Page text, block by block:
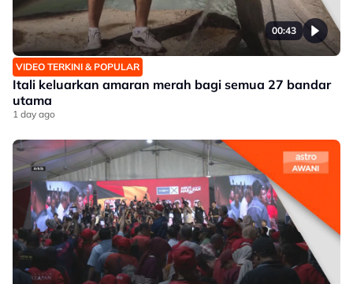
00:43
VIDEO TERKINI & POPULAR
Itali keluarkan amaran merah bagi semua 27 bandar
utama
1 day ago